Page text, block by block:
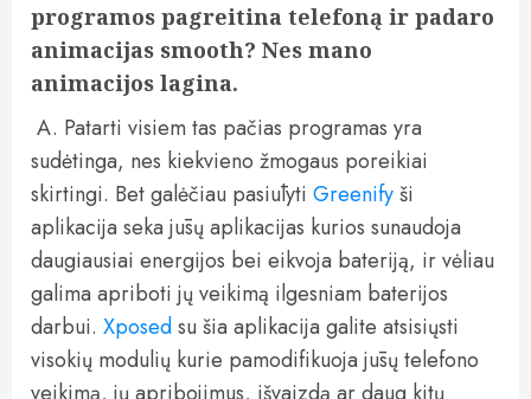
programos pagreitina telefoną ir padaro
animacijas smooth? Nes mano
animacijos lagina.
A. Patarti visiem tas pačias programas yra
sudėtinga, nes kiekvieno žmogaus poreikiai
skirtingi. Bet galėčiau pasiūlyti Greenifyši
aplikacija seka jūsų aplikacijas kurios sunaudoja
daugiausiai energijos bei eikvoja bateriją, ir vėliau
galima apriboti jų veikimą ilgesniam baterijos
darbui. Xposedsu šia aplikacija galite atsisiųsti
visokių modulių kurie pamodifikuoja jūsų telefono